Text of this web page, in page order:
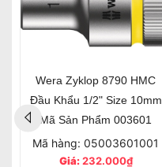
Wera Zyklop 8790 HMC
Đầu Khẩu 1/2" Size 10mm
Mã Sản Phẩm 003601
Mã hàng: 05003601001
Giá:232.000₫